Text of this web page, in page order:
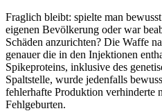
Fraglich bleibt: spielte man
eigenen Bevölkerung oder war
Schäden anzurichten? Die Waffe
genauer die in den Injektionen
Spikeproteins, inklusive des
Spaltstelle, wurde jedenfalls
fehlerhafte Produktion verhinderte
Fehlgeburten.